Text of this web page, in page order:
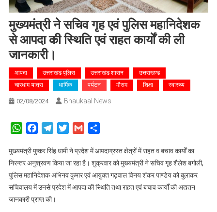
मुख्यमंत्री ने सचिव गृह एवं पुलिस महानिदेशक
से आपदा की स्थिति एवं राहत कार्यों की ली
जानकारी।
आपदा उत्तराखंड पुलिस उत्तराखंड शासन
उत्तराखण्ड
चारधाम यात्रा
धार्मिक पर्यटन मौसम शिक्षा स्वास्थ्य
02/08/2024 Bhaukaal News
WhatsAppFacebookTelegramTwitterGmail
मुख्यमंत्री पुष्कर सिंह धामी ने प्रदेश में आपदाग्रस्त क्षेत्रों में राहत व बचाव कार्यों का
निरन्तर अनुश्रवण किया जा रहा है। शुक्रवार को मुख्यमंत्री ने सचिव गृह शैलेश बगोली,
पुलिस महानिदेशक अभिनव कुमार एवं आयुक्त गढ़वाल विनय शंकर पाण्डेय को बुलाकर
सचिवालय में उनसे प्रदेश में आपदा की स्थिति तथा राहत एवं बचाव कार्यों की अद्यतन
जानकारी प्राप्त की।